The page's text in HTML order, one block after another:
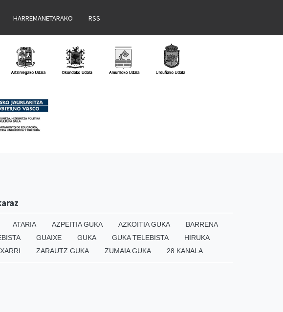
HARREMANETARAKO RSS
ATARIA AZPEITIA GUKA AZKOITIA GUKA
BARRENA
GUAIXE GUKA GUKA TELEBISTA
HIRUKA
ZARAUTZ GUKA ZUMAIA GUKA 28 KANALA